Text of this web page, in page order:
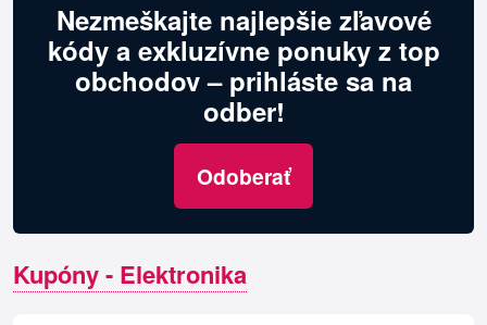
Nezmeškajte najlepšie zľavové
kódy a exkluzívne ponuky z top
obchodov – prihláste sa na
odber!
Odoberať
Kupóny - Elektronika